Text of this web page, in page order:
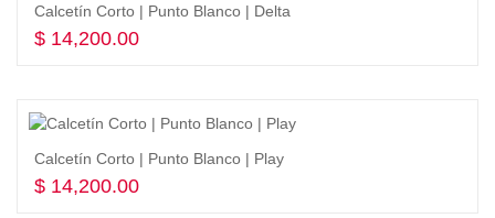
Calcetín Corto | Punto Blanco | Delta
$ 14,200.00
Calcetín Corto | Punto Blanco | Play
$ 14,200.00